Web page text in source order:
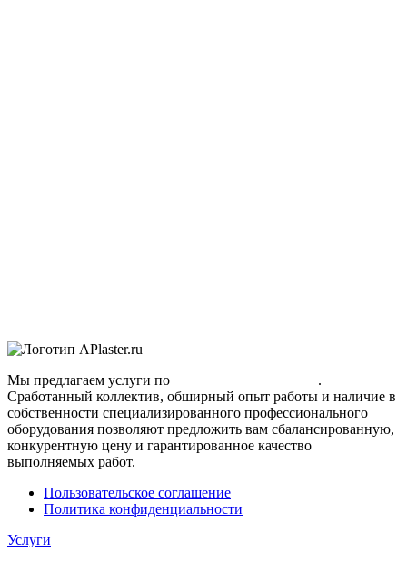
Мы предлагаем услуги по
.
Сработанный коллектив, обширный опыт работы и наличие в
собственности специализированного профессионального
оборудования позволяют предложить вам сбалансированную,
конкурентную цену и гарантированное качество
выполняемых работ.
Пользовательское соглашение
Политика конфиденциальности
Услуги